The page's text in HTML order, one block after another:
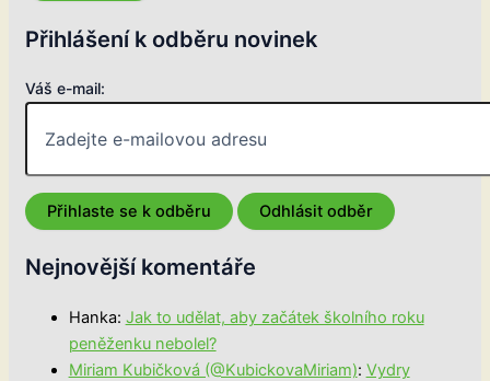
Přihlášení k odběru novinek
Váš e-mail:
Nejnovější komentáře
Hanka: Jak to udělat, aby začátek školního roku
peněženku nebolel?
Miriam Kubičková (@KubickovaMiriam): Vydry